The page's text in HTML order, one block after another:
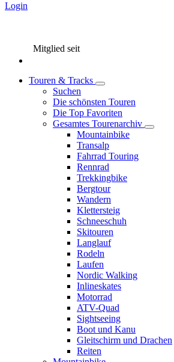
Login
Mitglied seit
Touren & Tracks
Suchen
Die schönsten Touren
Die Top Favoriten
Gesamtes Tourenarchiv
Mountainbike
Transalp
Fahrrad Touring
Rennrad
Trekkingbike
Bergtour
Wandern
Klettersteig
Schneeschuh
Skitouren
Langlauf
Rodeln
Laufen
Nordic Walking
Inlineskates
Motorrad
ATV-Quad
Sightseeing
Boot und Kanu
Gleitschirm und Drachen
Reiten